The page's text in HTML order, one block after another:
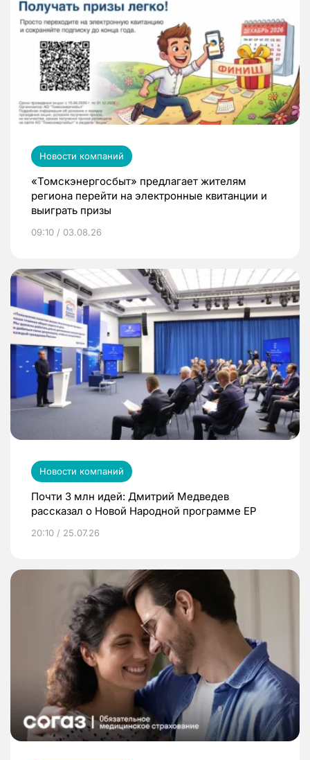
Новости компаний
«Томскэнергосбыт» предлагает жителям
региона перейти на электронные квитанции и
выиграть призы
09:10 / 03.08.26
Новости компаний
Почти 3 млн идей: Дмитрий Медведев
рассказал о Новой Народной программе ЕР
20:10 / 25.07.26